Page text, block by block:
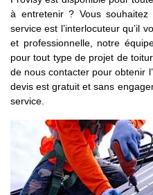
à entretenir ? Vous
service est l’interlocuteur qu’il
et professionnelle, notre
pour tout type de projet de
de nous contacter pour obtenir
devis est gratuit et sans
service.